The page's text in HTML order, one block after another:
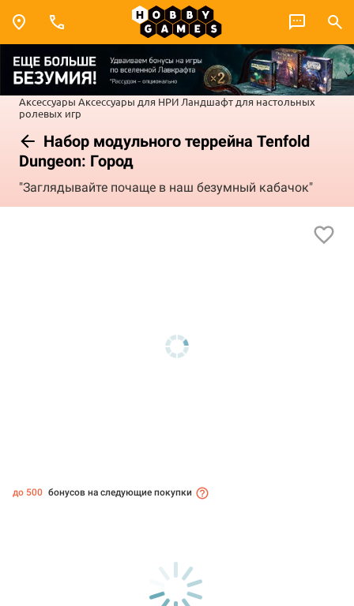
Аксессуары Аксессуары для НРИ Ландшафт для настольных
ролевых игр
Набор модульного террейна Tenfold
Dungeon: Город
"Заглядывайте почаще в наш безумный кабачок"
до 500 бонусов на следующие покупки